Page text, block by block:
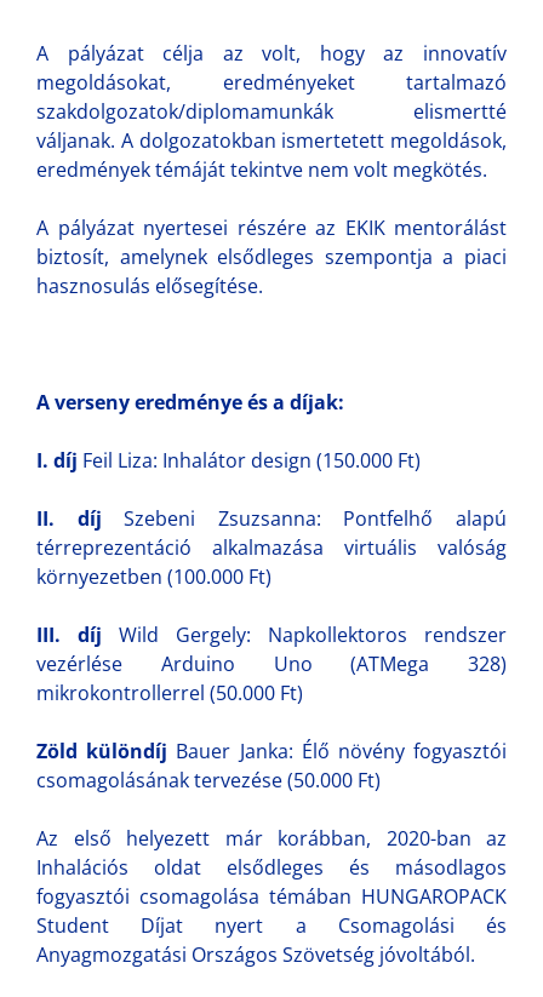
A pályázat célja az volt, hogy az innovatív
megoldásokat, eredményeket tartalmazó
szakdolgozatok/diplomamunkák elismertté
váljanak. A dolgozatokban ismertetett megoldások,
eredmények témáját tekintve nem volt megkötés.
A pályázat nyertesei részére az EKIK mentorálást
biztosít, amelynek elsődleges szempontja a piaci
hasznosulás elősegítése.
A verseny eredménye és a díjak:
I. díj Feil Liza: Inhalátor design (150.000 Ft)
II. díj Szebeni Zsuzsanna: Pontfelhő alapú
térreprezentáció alkalmazása virtuális valóság
környezetben (100.000 Ft)
III. díj Wild Gergely: Napkollektoros rendszer
vezérlése Arduino Uno (ATMega 328)
mikrokontrollerrel (50.000 Ft)
Zöld különdíj Bauer Janka: Élő növény fogyasztói
csomagolásának tervezése (50.000 Ft)
Az első helyezett már korábban, 2020-ban az
Inhalációs oldat elsődleges és másodlagos
fogyasztói csomagolása témában HUNGAROPACK
Student Díjat nyert a Csomagolási és
Anyagmozgatási Országos Szövetség jóvoltából.